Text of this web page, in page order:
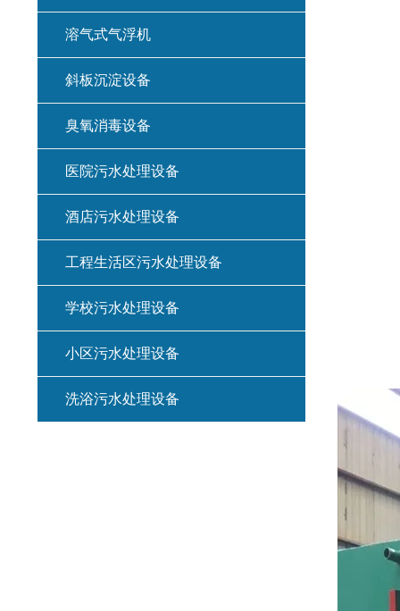
溶气式气浮机
斜板沉淀设备
臭氧消毒设备
医院污水处理设备
酒店污水处理设备
工程生活区污水处理设备
学校污水处理设备
小区污水处理设备
洗浴污水处理设备